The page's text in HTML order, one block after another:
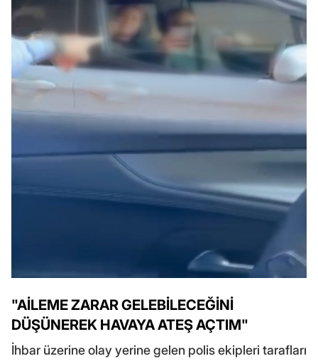
"AİLEME ZARAR GELEBİLECEĞİNİ
DÜŞÜNEREK HAVAYA ATEŞ AÇTIM"
İhbar üzerine olay yerine gelen polis ekipleri tarafları